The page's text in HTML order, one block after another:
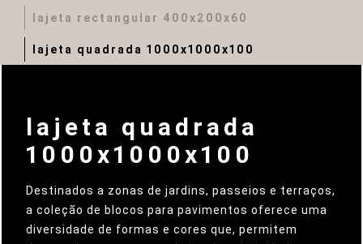
lajeta rectangular 400x200x60
lajeta quadrada 1000x1000x100
lajeta quadrada
1000x1000x100
Destinados a zonas de jardins, passeios e terraços,
a coleção de blocos para pavimentos oferece uma
diversidade de formas e cores que, permitem